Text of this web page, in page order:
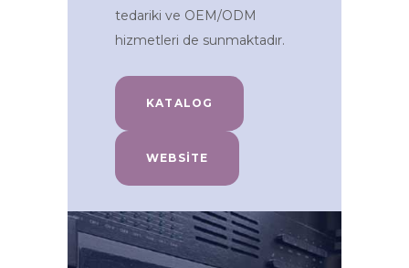
tedariki ve OEM/ODM
hizmetleri de sunmaktadır.
KATALOG
WEBSITE